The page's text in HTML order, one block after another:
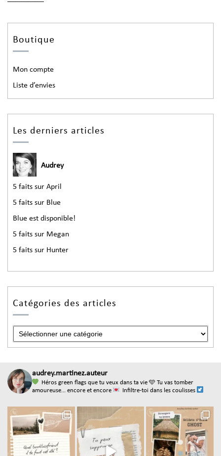
Boutique
Mon compte
Liste d’envies
Les derniers articles
Audrey
5 faits sur April
5 faits sur Blue
Blue est disponible!
5 faits sur Megan
5 faits sur Hunter
Catégories des articles
audrey.martinez.auteur
Héros green flags que tu veux dans ta vie 🩵 Tu vas tomber
amoureuse... encore et encore
Infiltre-toi dans les coulisses